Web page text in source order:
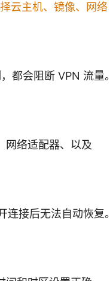
云主机、镜像、网络
都会阻断 VPN 流量。
网络适配器、以及
接后无法自动恢复。